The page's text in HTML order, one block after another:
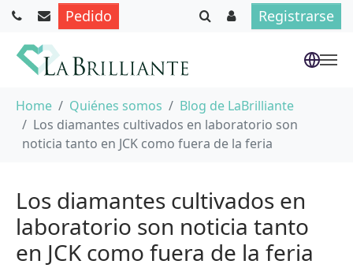
Pedido Registrarse
Home Quiénes somos
Blog de LaBrilliante
Los diamantes cultivados en laboratorio son
noticia tanto en JCK como fuera de la feria
Los diamantes cultivados en
laboratorio son noticia tanto
en JCK como fuera de la feria